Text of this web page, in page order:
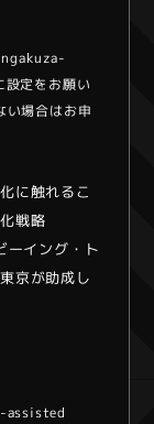
定をお願い
い場合はお申
に触れるこ
戦略
ーイング・ト
京が助成し
assisted